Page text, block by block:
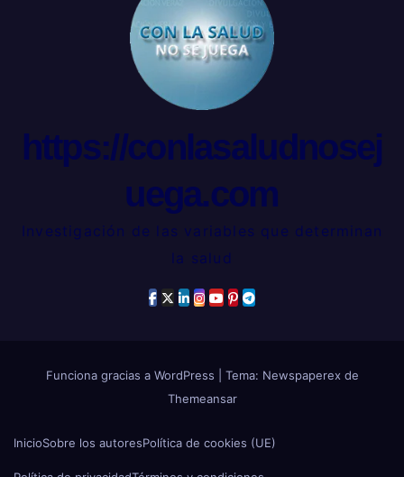
https://conlasaludnosej
uega.com
Investigación de las variables que determinan
la salud
Funciona gracias a WordPress
Tema: Newspaperex de
Themeansar
InicioSobre los autoresPolítica de cookies (UE)